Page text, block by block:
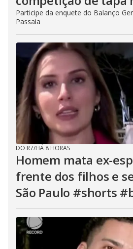
Participe da enquete do Balanço
Passaia
DO R7/HÁ 8 HORAS
Homem mata ex-
frente dos filhos e
São Paulo #shorts